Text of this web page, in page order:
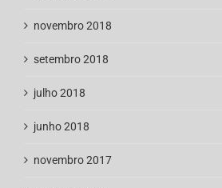
novembro 2018
setembro 2018
julho 2018
junho 2018
novembro 2017